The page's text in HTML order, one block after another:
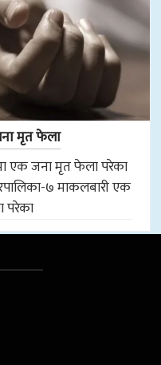
मृत फेला
एक जना मृत फेला परेका
७ माकलबारी एक
परेका